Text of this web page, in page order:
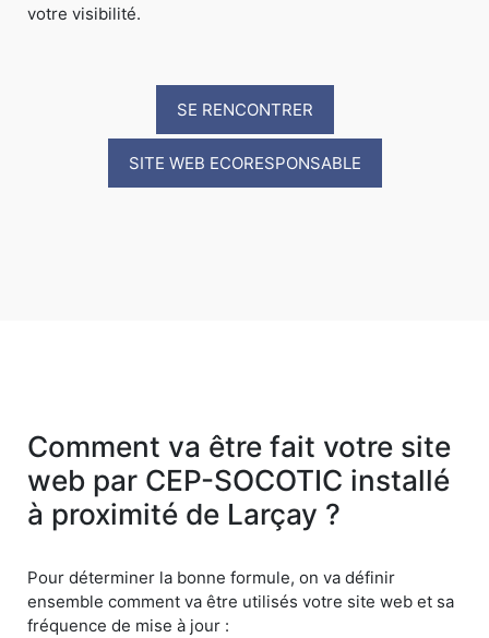
votre visibilité.
SE RENCONTRER
SITE WEB ECORESPONSABLE
Comment va être fait votre site
web par CEP-SOCOTIC installé
à proximité de Larçay ?
Pour déterminer la bonne formule, on va définir
ensemble comment va être utilisés votre site web et sa
fréquence de mise à jour :